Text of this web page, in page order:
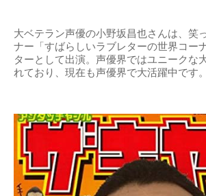
大ベテラン声優の小野坂昌也さんは、笑
ナー「すばらしいラブレターの世界コー
ターとして出演。声優界ではユニークな
れており、現在も声優界で大活躍中です。